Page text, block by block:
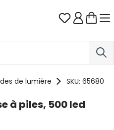
Vous avez
de lumière SKU: 65680
à piles, 500 led